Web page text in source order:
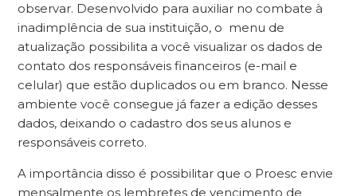
observar. Desenvolvido para auxiliar no combate à
inadimplência de sua instituição, o menu de
atualização possibilita a você visualizar os dados de
contato dos responsáveis financeiros (e-mail e
celular) que estão duplicados ou em branco. Nesse
ambiente você consegue já fazer a edição desses
dados, deixando o cadastro dos seus alunos e
responsáveis correto.
A importância disso é possibilitar que o Proesc envie
mensalmente os lembretes de vencimento de